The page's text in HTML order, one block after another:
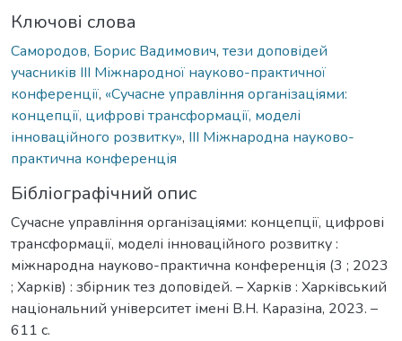
Ключові слова
Самородов, Борис Вадимович, тези доповідей
учасників ІIІ Міжнародної науково-практичної
конференції, «Сучасне управління організаціями:
концепції, цифрові трансформації, моделі
інноваційного розвитку», ІIІ Міжнародна науково-
практична конференція
Бібліографічний опис
Сучасне управління організаціями: концепції, цифрові
трансформації, моделі інноваційного розвитку :
міжнародна науково-практична конференція (3 ; 2023
; Харків) : збірник тез доповідей. – Харків : Харківський
національний університет імені В.Н. Каразіна, 2023. –
611 с.